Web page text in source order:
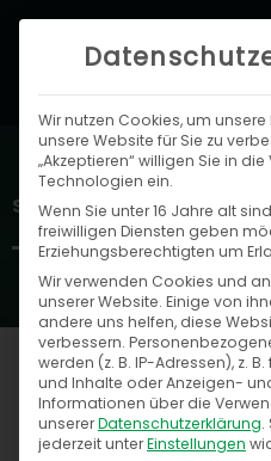
Zum
Speed4Trade Blog
SeiteSeiteSeite
Wir nutzen Cookies, um
unsere Website für Sie zu
„Akzeptieren“ willigen Sie in
Technologien ein.
Wenn Sie unter 16 Jahre alt
freiwilligen Diensten geben
Erziehungsberechtigten um
Wir verwenden Cookies und
unserer Website. Einige von
andere uns helfen, diese
verbessern.
werden (z. B. IP-Adressen), z.
und Inhalte oder Anzeigen-
Informationen über die
unsererDatenschutzerklärung.
jederzeit unterEinstellungen